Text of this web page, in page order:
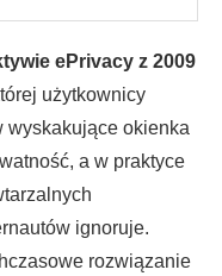
ePrivacy z 2009
użytkownicy
wyskakujące okienka
a w praktyce
ignoruje.
rozwiązanie